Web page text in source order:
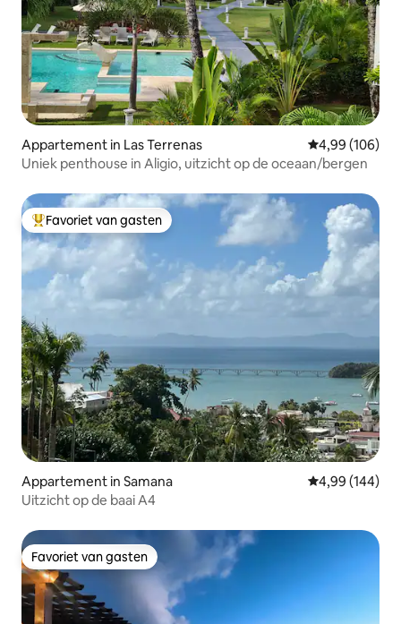
Appartement in Las Terrenas Gemiddelde
4,99 (106)
Uniek penthouse in Aligio, uitzicht op de oceaan/bergen
Topfavoriet van gasten
Favoriet van gasten
Appartement in Samana Gemiddelde
4,99 (144)
Uitzicht op de baai A4
Favoriet van gasten
Favoriet van gasten